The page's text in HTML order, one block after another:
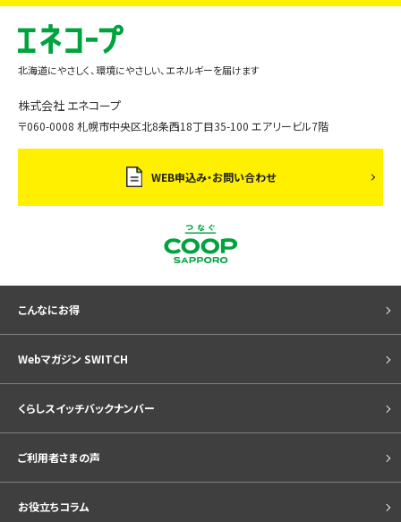
北海道にやさしく、環境にやさしい、エネルギーを届けます
株式会社 エネコープ
〒060-0008 札幌市中央区北8条西18丁目35-100 エアリービル7階
WEB申込み・お問い合わせ
こんなにお得
Webマガジン SWITCH
くらしスイッチバックナンバー
ご利用者さまの声
お役立ちコラム